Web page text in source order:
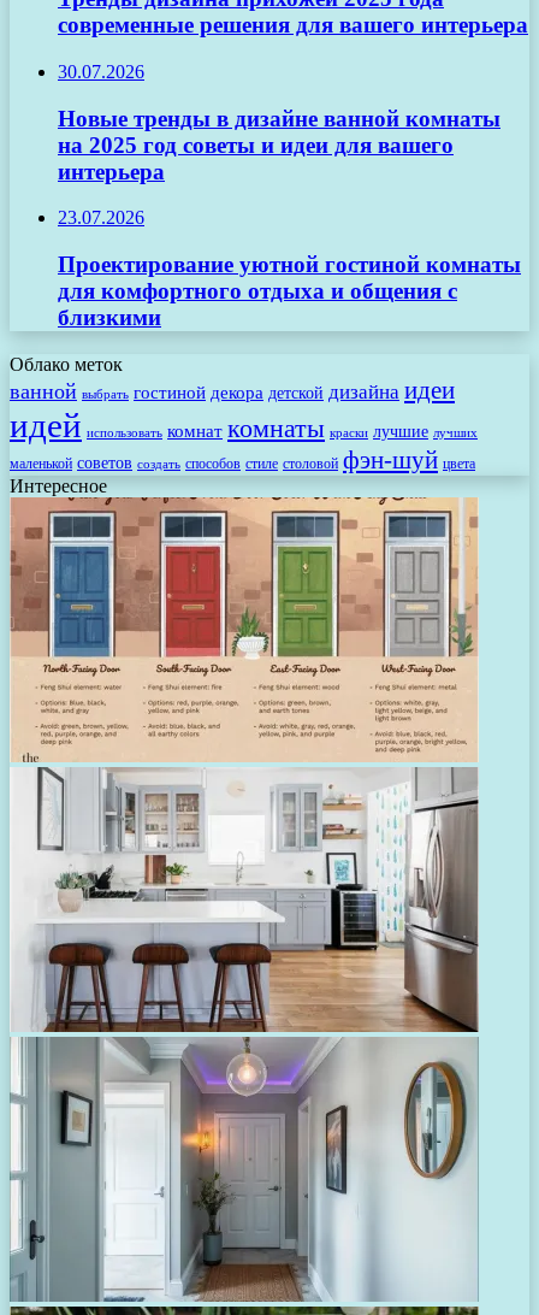
современные решения для вашего интерьера
30.07.2026
Новые тренды в дизайне ванной комнаты
на 2025 год советы и идеи для вашего
интерьера
23.07.2026
Проектирование уютной гостиной комнаты
для комфортного отдыха и общения с
близкими
Облако меток
ванной выбрать гостиной декора детской дизайна идеи
идей использовать комнат комнаты краски лучшие лучших
маленькой советов создать способов стиле столовой фэн-шуй цвета
Интересное